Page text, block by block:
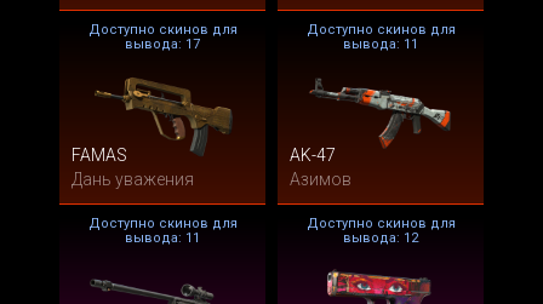
FAMAS
Дань уважения
Доступно скинов для
вывода: 17
AK-47
Азимов
Доступно скинов для
вывода: 11
Доступно скинов для
вывода: 11
Доступно скинов для
вывода: 12